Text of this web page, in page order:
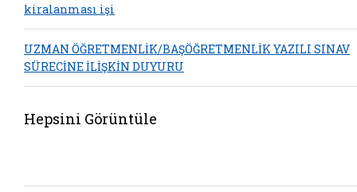
kiralanması işi
UZMAN ÖĞRETMENLİK/BAŞÖĞRETMENLİK YAZILI SINAV
SÜRECİNE İLİŞKİN DUYURU
Hepsini Görüntüle